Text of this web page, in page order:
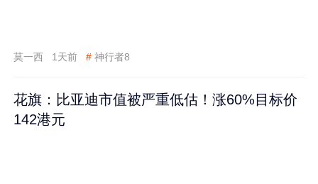
莫一西 1天前 # 神行者8
花旗：比亚迪市值被严重低估！涨60%目标价
142港元